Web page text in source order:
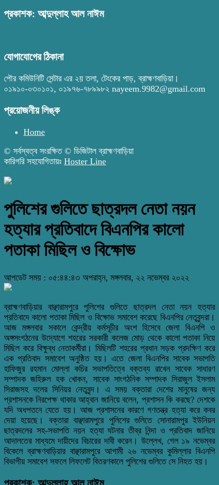
প্রকাশক: আব্দুল্লাহ আল নাঈম
যোগাযোগের ঠিকানা
পৌর কমিউনিটি সেন্টার এর ২য় তলা, টেংকের পাড়, ব্রাহ্মণবাড়িয়া।
০১৯১০-০৩০১০১, ০১৯৭৬-৭৮৯৯৮২ nayeem.9982@gmail.com
প্রয়োজনীয় লিঙ্ক
Home
© সর্বস্বত্ব সংরক্ষিত © ডিজিটাল ব্রাহ্মণবাড়িয়া
কারিগরি সহযোগিতায়ঃ Hoster Line
পুলিশের গুলিতে ছাত্রদল নেতা নয়ন
হত্যার প্রতিবাদে বিএনপির কালো
পতাকা মিছিল ও বিক্ষোভ
আপডেট সময় : ০৫:৪৪:৪৩ অপরাহ্ন, মঙ্গলবার, ২২ নভেম্বর ২০২২
ব্রাহ্মণবাড়িয়ার বাঞ্ছারামপুরে পুলিশের গুলিতে ছাত্রদল নেতা নয়ন হত্যার
প্রতিবাদে কালো পতাকা মিছিল ও বিক্ষোভ সমাবেশ করেছে বিএনপির নেতৃবৃন্দরা।
আজ মঙ্গলবার সকালে কেন্দ্রীয় কর্মসূচীর অংশ হিসেবে জেলা বিএনপি ও
অঙ্গসংগঠনের উদ্যোগে শহরের সরকারী কলেজ মোড় থেকে কালো পতাকা নিয়ে
মিছিল করে বিক্ষুব্ধ নেতাকর্মীরা। মিছিলটি শহরের প্রধান সড়ক প্রদক্ষিণ করে
এক প্রতিবাদ সমাবেশ অনুষ্ঠিত হয়। এতে জেলা বিএনপির সাবেক সভাপতি
হাফিজুর রহমান মোল্লা কচির সভাপতিত্বে বক্তব্য রাখেন সাবেক সাধারণ
সম্পাদক জহিরুল হক খোকন, সাবেক সাংগঠনিক সম্পাদক সিরাজুল ইসলাম
সিরাজসহ দলের সিনিয়র নেতৃবৃন্দ। এ সময় বক্তারা দেশের মানুষের জন্য
প্রশাসনকে নিরপেক্ষ থাকার আহ্বান জানিয়ে বলেন, প্রশাসন কি করছে? দেশকে
যদি অধপতনে যেতে হয়। আজ প্রশাসনের কারণে গণতন্ত্র হত্যা করে কবর
দেয়া হয়েছে। বক্তারা বাঞ্ছারামপুরে পুলিশের গুলিতে সোনারামপুর ইউনিয়ন
ছাত্রদলের সহ-সভাপতি নয়ন হত্যা ঘটনার তীব্র নিন্দা ও প্রতিবাদ জানিয়ে
আদালতের মাধ্যমে দায়ীদের বিচারের দাবী করেন। উল্লেখ, গেল ১৯ নভেম্বর
বিকেলে ব্রাহ্মণবাড়িয়ার বাঞ্ছারামপুরে আগামী ২৬ নভেম্বর কুমিল্লার বিএনপি
বিভাগীয় সমাবেশ সফলে লিফলেট বিতরণকালে পুলিশের গুলিতে সে নিহত হয়।